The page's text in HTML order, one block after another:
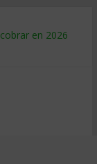
en 2026
caro
a tiempo
qué hacer
y venderle